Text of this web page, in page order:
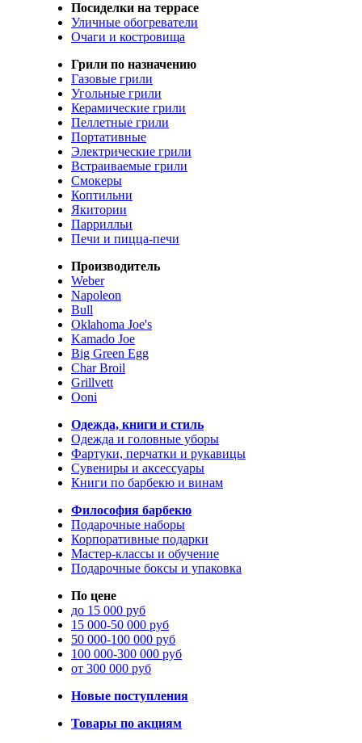
Посиделки на террасе
Уличные обогреватели
Очаги и костровища
Грили по назначению
Газовые грили
Угольные грили
Керамические грили
Пеллетные грили
Портативные
Электрические грили
Встраиваемые грили
Смокеры
Коптильни
Якитории
Паррилльи
Печи и пицца-печи
Производитель
Weber
Napoleon
Bull
Oklahoma Joe's
Kamado Joe
Big Green Egg
Char Broil
Grillvett
Ooni
Одежда, книги и стиль
Одежда и головные уборы
Фартуки, перчатки и рукавицы
Сувениры и аксессуары
Книги по барбекю и винам
Философия барбекю
Подарочные наборы
Корпоративные подарки
Мастер-классы и обучение
Подарочные боксы и упаковка
По цене
до 15 000 руб
15 000-50 000 руб
50 000-100 000 руб
100 000-300 000 руб
от 300 000 руб
Новые поступления
Товары по акциям